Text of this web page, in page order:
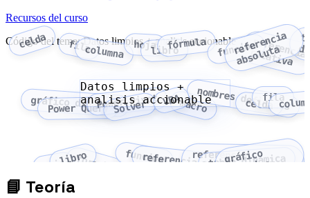
Recursos del curso
Código del tema: Datos limpios + analisis accionable
celda filacolumna hojalibrofórmula función
r
e
f
e
r
e
n
c
i
a
a
b
s
o
l
u
t
a
referencia relativa
gráfico dinámico
Power QueryPower Pivot
Solver VBAmacronombres definidos
celda
fila
hojalibrofórmula función
referencia absoluta
referencia
relativa
tabla dinámica
gráfico
dinámico
Datos limpios +
analisis accionable
📘 Teoría